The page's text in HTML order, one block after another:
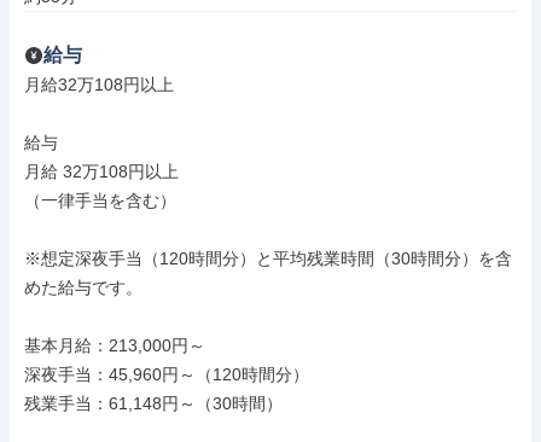
給与
月給32万108円以上
給与
月給 32万108円以上
（一律手当を含む）
※想定深夜手当（120時間分）と平均残業時間（30時間分）を含
めた給与です。
基本月給：213,000円～
深夜手当：45,960円～（120時間分）
残業手当：61,148円～（30時間）